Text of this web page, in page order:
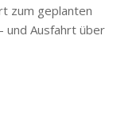
zum geplanten
und Ausfahrt über